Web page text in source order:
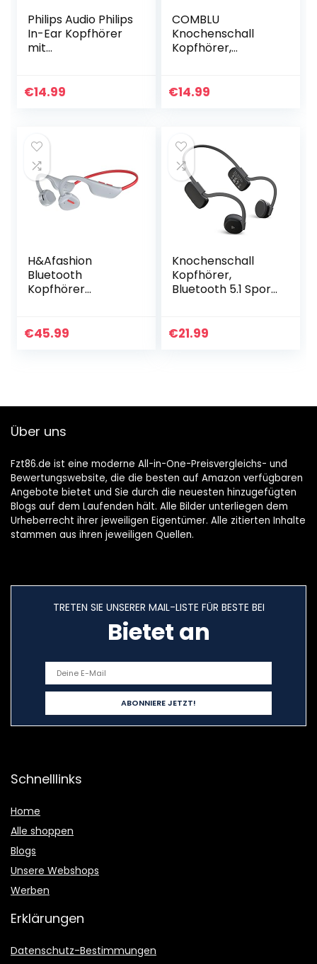
Philips Audio Philips
In-Ear Kopfhörer
mit
Sportkopfhörer
€14.99
COMBLU
Knochenschall
Kopfhörer,
Conduction
Kabelloser…
€14.99
H&Afashion
Bluetooth
Kopfhörer
ngs-
€45.99
Knochenschall
Kopfhörer,
Bluetooth 5.1 Sport
Cancelling MIC,
€21.99
Über uns
Fzt86.de ist eine moderne All-in-One-Preisvergleichs- und
Bewertungswebsite, die die besten auf Amazon verfügbaren
Angebote bietet und Sie durch die neuesten hinzugefügten
Blogs auf dem Laufenden hält. Alle Bilder unterliegen dem
Urheberrecht ihrer jeweiligen Eigentümer. Alle zitierten Inhalte
stammen aus ihren jeweiligen Quellen.
TRETEN SIE UNSERER MAIL-LISTE FÜR BESTE BEI
Bietet an
Schnelllinks
Home
Alle shoppen
Blogs
Unsere Webshops
Werben
Erklärungen
Datenschutz-Bestimmungen